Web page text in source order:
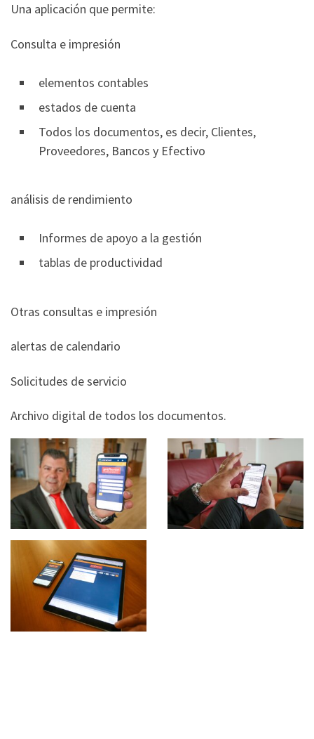
Una aplicación que permite:
Consulta e impresión
elementos contables
estados de cuenta
Todos los documentos, es decir, Clientes,
Proveedores, Bancos y Efectivo
análisis de rendimiento
Informes de apoyo a la gestión
tablas de productividad
Otras consultas e impresión
alertas de calendario
Solicitudes de servicio
Archivo digital de todos los documentos.